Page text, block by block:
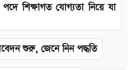
পদে শিক্ষাগত যোগ্যতা নিয়ে যা
শুরু, জেনে নিন পদ্ধতি